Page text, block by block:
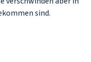
sind.